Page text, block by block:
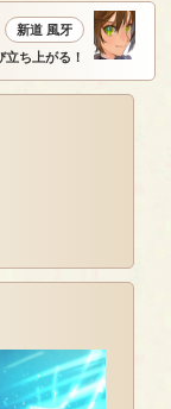
新道 風牙
ち上がる！